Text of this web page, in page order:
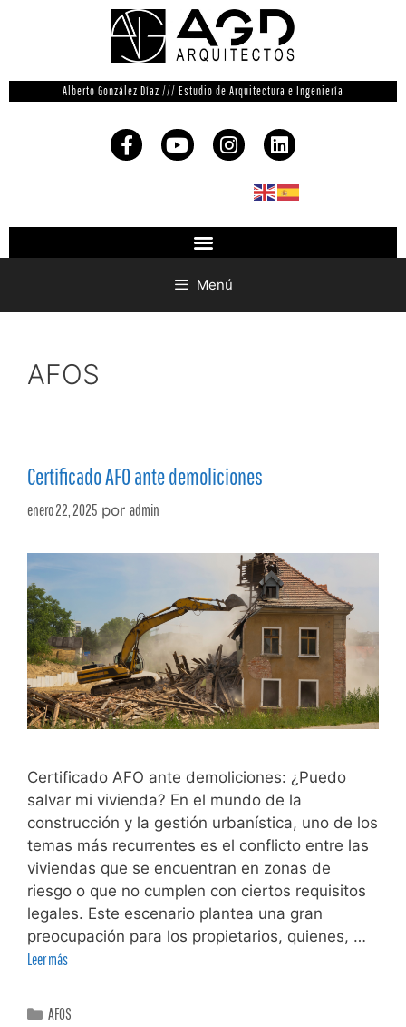
Alberto González Díaz /// Estudio de Arquitectura e Ingeniería
Menú
AFOS
Certificado AFO ante demoliciones
enero 22, 2025 por admin
Certificado AFO ante demoliciones: ¿Puedo
salvar mi vivienda? En el mundo de la
construcción y la gestión urbanística, uno de los
temas más recurrentes es el conflicto entre las
viviendas que se encuentran en zonas de
riesgo o que no cumplen con ciertos requisitos
legales. Este escenario plantea una gran
preocupación para los propietarios, quienes, …
Leer más
AFOS